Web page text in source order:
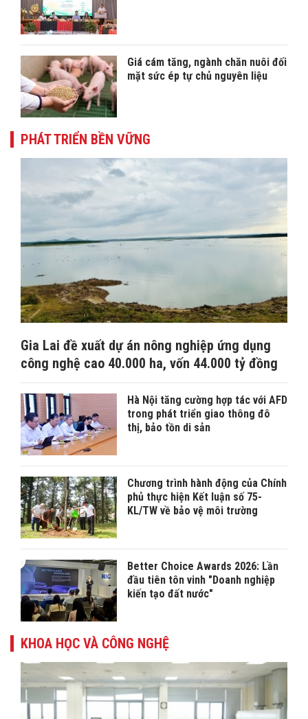
Giá cám tăng, ngành chăn nuôi đối
mặt sức ép tự chủ nguyên liệu
PHÁT TRIỂN BỀN VỮNG
Gia Lai đề xuất dự án nông nghiệp ứng dụng
công nghệ cao 40.000 ha, vốn 44.000 tỷ đồng
Hà Nội tăng cường hợp tác với AFD
trong phát triển giao thông đô
thị, bảo tồn di sản
Chương trình hành động của Chính
phủ thực hiện Kết luận số 75-
KL/TW về bảo vệ môi trường
Better Choice Awards 2026: Lần
đầu tiên tôn vinh "Doanh nghiệp
kiến tạo đất nước"
KHOA HỌC VÀ CÔNG NGHỆ